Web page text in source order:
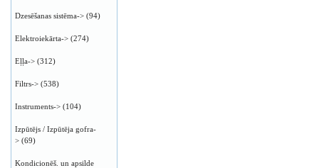
Dzesēšanas sistēma-> (94)
Elektroiekārta-> (274)
Eļļa-> (312)
Filtrs-> (538)
Instruments-> (104)
Izpūtējs / Izpūtēja gofra-
> (69)
Kondicionēš. un apsilde